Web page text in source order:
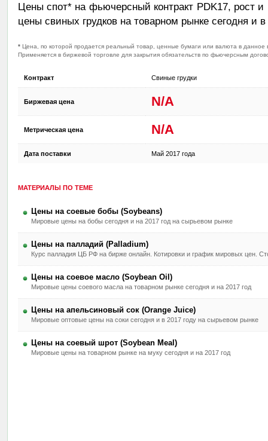
Цены спот* на фьючерсный контракт PDK17, рост
цены свиных грудков на товарном рынке сегодня и в
*Цена, по которой продается реальный товар, ценные бумаги или валюта в данное
Применяется в биржевой торговле для закрытия обязательств по фьючерсным
Контракт Свиные грудки
Биржевая цена N/A
Метрическая цена N/A
Дата поставки Май 2017 года
МАТЕРИАЛЫ ПО ТЕМЕ
Цены на соевые бобы (Soybeans)
Мировые цены на бобы сегодня и на 2017 год на сырьевом рынке
Цены на палладий (Palladium)
Курс палладия ЦБ РФ на бирже онлайн. Котировки и график мировых цен.
Цены на соевое масло (Soybean Oil)
Мировые цены соевого масла на товарном рынке сегодня и на 2017 год
Цены на апельсиновый сок (Orange Juice)
Мировые оптовые цены на соки сегодня и в 2017 году на сырьевом рынке
Цены на соевый шрот (Soybean Meal)
Мировые цены на товарном рынке на муку сегодня и на 2017 год